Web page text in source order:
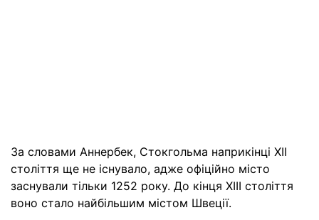
За словами Аннербек, Стокгольма наприкінці XII
століття ще не існувало, адже офіційно місто
заснували тільки 1252 року. До кінця XIII століття
воно стало найбільшим містом Швеції.